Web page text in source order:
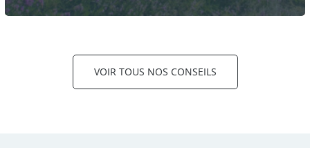
VOIR TOUS NOS CONSEILS